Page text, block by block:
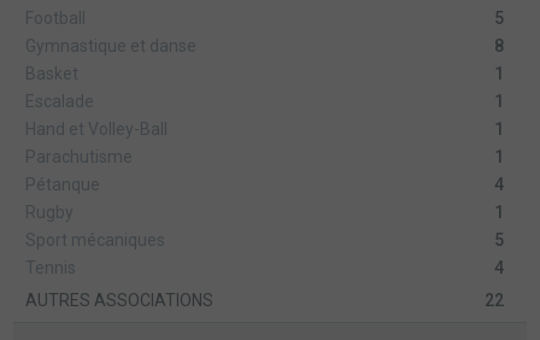
Football
5
Gymnastique et danse
8
Basket
1
Escalade
1
Hand et Volley-Ball
1
Parachutisme
1
Pétanque
4
Rugby
1
Sport mécaniques
5
Tennis
4
AUTRES ASSOCIATIONS
22